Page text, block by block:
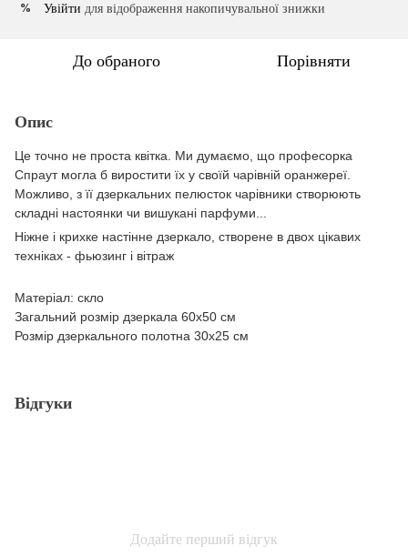
% Увійти для відображення накопичувальної знижки
До обраного Порівняти
Опис
Це точно не проста квітка. Ми думаємо, що професорка
Спраут могла б виростити їх у своїй чарівній оранжереї.
Можливо, з її дзеркальних пелюсток чарівники створюють
складні настоянки чи вишукані парфуми...
Ніжне і крихке настінне дзеркало, створене в двох цікавих
техніках - фьюзинг і вітраж
Матеріал: скло
Загальний розмір дзеркала 60х50 см
Розмір дзеркального полотна 30х25 см
Відгуки
Додайте перший відгук